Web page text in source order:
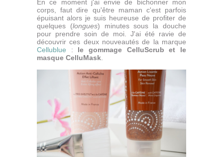
En ce moment j'ai envie de bichonner mon
corps, faut dire qu'être maman c'est parfois
épuisant alors je suis heureuse de profiter de
quelques (longues) minutes sous la douche
pour prendre soin de moi. J'ai été ravie de
découvrir ces deux nouveautés de la marque
Cellublue : le gommage CelluScrub et le
masque CelluMask